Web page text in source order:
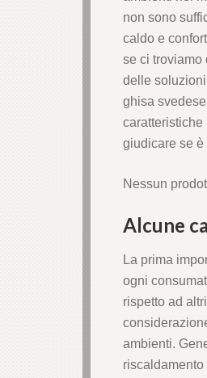
non sono
caldo e
se ci troviamo
delle
ghisa
caratteristiche
giudicare se è
Nessun
Alcune
La prima
ogni
rispetto ad
ambienti.